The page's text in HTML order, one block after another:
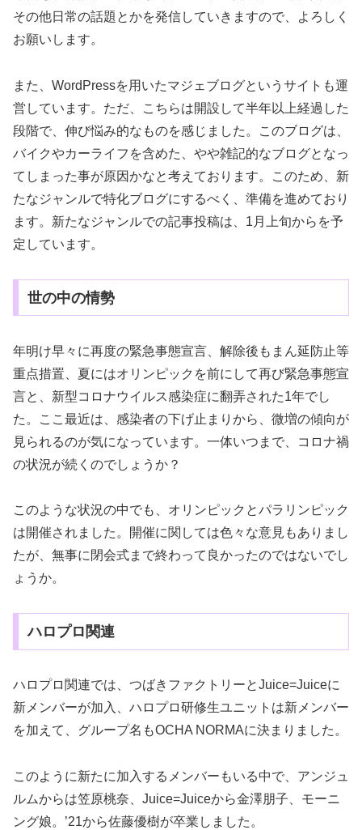
その他日常の話題とかを発信していきますので、よろしく
お願いします。
また、WordPressを用いたマジェブログというサイトも運
営しています。ただ、こちらは開設して半年以上経過した
段階で、伸び悩み的なものを感じました。このブログは、
バイクやカーライフを含めた、やや雑記的なブログとなっ
てしまった事が原因かなと考えております。このため、新
たなジャンルで特化ブログにするべく、準備を進めており
ます。新たなジャンルでの記事投稿は、1月上旬からを予
定しています。
世の中の情勢
年明け早々に再度の緊急事態宣言、解除後もまん延防止等
重点措置、夏にはオリンピックを前にして再び緊急事態宣
言と、新型コロナウイルス感染症に翻弄された1年でし
た。ここ最近は、感染者の下げ止まりから、微増の傾向が
見られるのが気になっています。一体いつまで、コロナ禍
の状況が続くのでしょうか？
このような状況の中でも、オリンピックとパラリンピック
は開催されました。開催に関しては色々な意見もありまし
たが、無事に閉会式まで終わって良かったのではないでし
ょうか。
ハロプロ関連
ハロプロ関連では、つばきファクトリーとJuice=Juiceに
新メンバーが加入、ハロプロ研修生ユニットは新メンバー
を加えて、グループ名もOCHA NORMAに決まりました。
このように新たに加入するメンバーもいる中で、アンジュ
ルムからは笠原桃奈、Juice=Juiceから金澤朋子、モーニ
ング娘。’21から佐藤優樹が卒業しました。